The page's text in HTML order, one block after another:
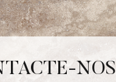
NOS